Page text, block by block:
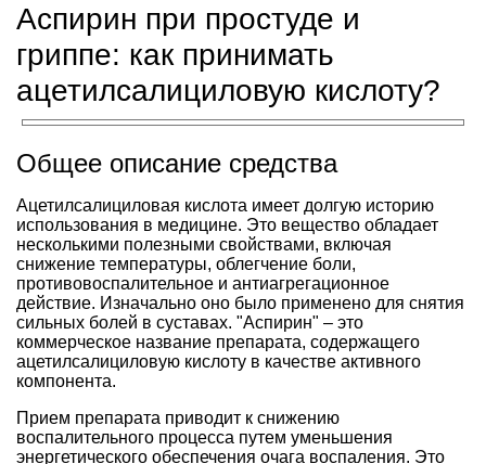
Аспирин при простуде и
гриппе: как принимать
ацетилсалициловую кислоту?
Общее описание средства
Ацетилсалициловая кислота имеет долгую историю
использования в медицине. Это вещество обладает
несколькими полезными свойствами, включая
снижение температуры, облегчение боли,
противовоспалительное и антиагрегационное
действие. Изначально оно было применено для снятия
сильных болей в суставах. "Аспирин" – это
коммерческое название препарата, содержащего
ацетилсалициловую кислоту в качестве активного
компонента.
Прием препарата приводит к снижению
воспалительного процесса путем уменьшения
энергетического обеспечения очага воспаления. Это